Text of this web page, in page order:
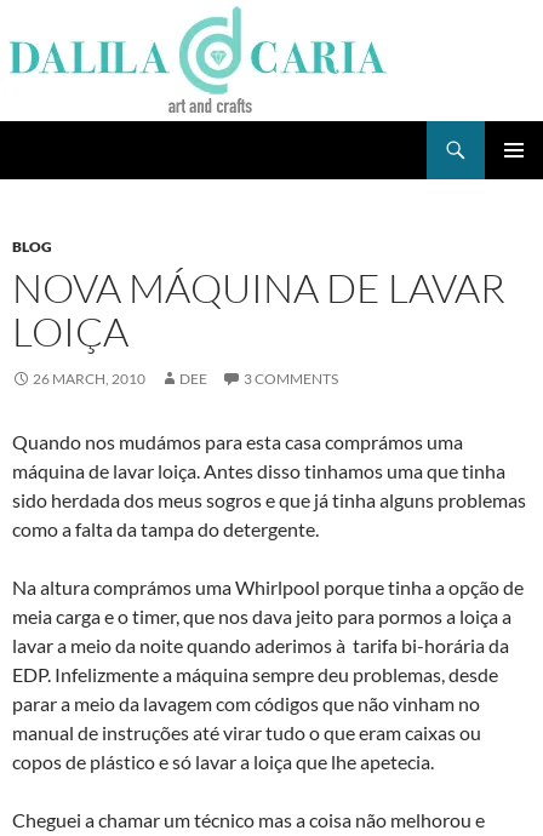
to
content
BLOG
NOVA MÁQUINA DE LAVAR
LOIÇA
26 MARCH, 2010 DEE 3 COMMENTS
Quando nos mudámos para esta casa comprámos uma
máquina de lavar loiça. Antes disso tinhamos uma que tinha
sido herdada dos meus sogros e que já tinha alguns problemas
como a falta da tampa do detergente.
Na altura comprámos uma Whirlpool porque tinha a opção de
meia carga e o timer, que nos dava jeito para pormos a loiça a
lavar a meio da noite quando aderimos à tarifa bi-horária da
EDP. Infelizmente a máquina sempre deu problemas, desde
parar a meio da lavagem com códigos que não vinham no
manual de instruções até virar tudo o que eram caixas ou
copos de plástico e só lavar a loiça que lhe apetecia.
Cheguei a chamar um técnico mas a coisa não melhorou e